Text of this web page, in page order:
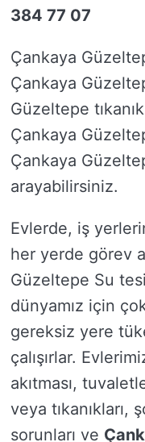
384 77 07
Çankaya
Çankaya
Güzeltepe
Çankaya
Çankaya
arayabilirsiniz.
Evlerde, iş
her yerde görev
Güzeltepe Su
dünyamız için
gereksiz yere
çalışırlar.
akıtması,
veya tıkanıkları,
sorunları ve